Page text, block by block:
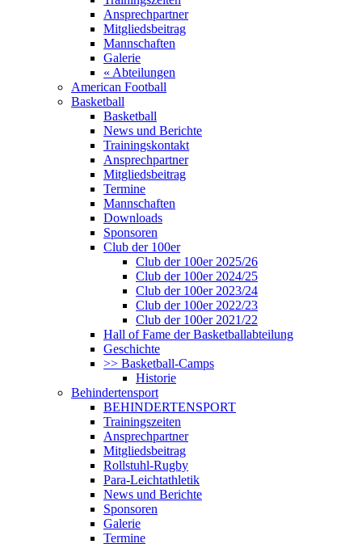
Ansprechpartner
Mitgliedsbeitrag
Mannschaften
Galerie
« Abteilungen
American Football
Basketball
Basketball
News und Berichte
Trainingskontakt
Ansprechpartner
Mitgliedsbeitrag
Termine
Mannschaften
Downloads
Sponsoren
Club der 100er
Club der 100er 2025/26
Club der 100er 2024/25
Club der 100er 2023/24
Club der 100er 2022/23
Club der 100er 2021/22
Hall of Fame der Basketballabteilung
Geschichte
>> Basketball-Camps
Historie
Behindertensport
BEHINDERTENSPORT
Trainingszeiten
Ansprechpartner
Mitgliedsbeitrag
Rollstuhl-Rugby
Para-Leichtathletik
News und Berichte
Sponsoren
Galerie
Termine